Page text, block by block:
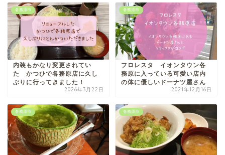
各務原市
内装もかなり変更されてい
た かつひで各務原店に久し
ぶりに行ってきました！
2026年3月22日
各務原市
フロレスタ イオンタウン各
務原に入っている可愛い店内
の体に優しいドーナツ屋さん
2021年12月16日
各務原市 各務原市